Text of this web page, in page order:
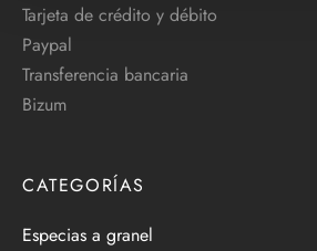
Tarjeta de crédito y débito
Paypal
Transferencia bancaria
Bizum
CATEGORÍAS
Especias a granel